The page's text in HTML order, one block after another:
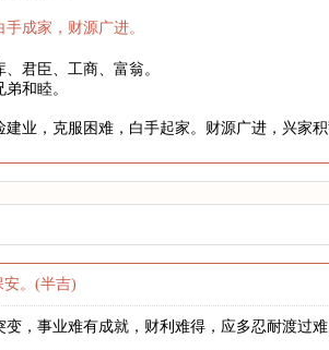
成家，财源广进。
君臣、工商、富翁。
和睦。
业，克服困难，白手起家。财源广进，兴家
安。(半吉)
，事业难有成就，财利难得，应多忍耐渡过难